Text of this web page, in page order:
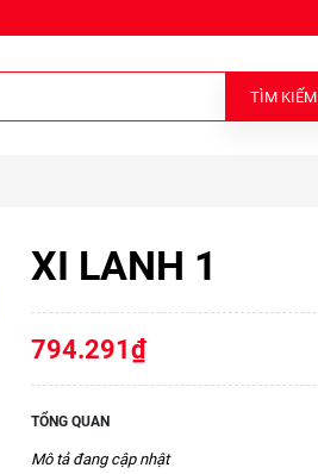
TÌM KIẾM
XI LANH 1
794.291₫
TỔNG QUAN
Mô tả đang cập nhật